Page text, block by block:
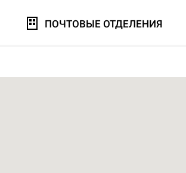
ПОЧТОВЫЕ ОТДЕЛЕНИЯ